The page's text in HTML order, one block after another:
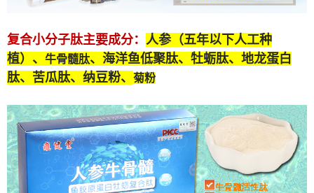
复合小分子肽主要成分： 人参（五年以下人工种
植）、 牛骨髓肽、海洋鱼低聚肽、牡蛎肽、 地龙蛋白
肽、苦瓜肽、纳豆粉、 菊粉